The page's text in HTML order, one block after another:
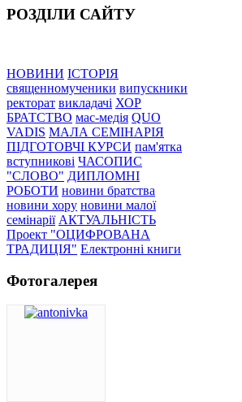
РОЗДІЛИ САЙТУ
НОВИНИ ІСТОРІЯ
священномученики випускники
ректорат викладачі ХОР
БРАТСТВО мас-медія QUO
VADIS МАЛА СЕМІНАРІЯ
ПІДГОТОВЧІ КУРСИ пам'ятка
вступникові ЧАСОПИС
"СЛОВО" ДИПЛОМНІ
РОБОТИ новини братства
новини хору новини малої
семінарії АКТУАЛЬНІСТЬ
Проект "ОЦИФРОВАНА
ТРАДИЦІЯ" Електронні книги
Фотогалерея